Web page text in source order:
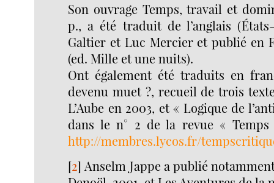
Son ouvrage Temps, travail et
p., a été traduit de l’anglais
Galtier et Luc Mercier et publié en
(ed. Mille et une nuits).
Ont également été traduits en
devenu muet ?, recueil de trois
L’Aube en 2003, et « Logique de
dans le n° 2 de la revue « Temps
http://membres.lycos.fr/
[2] Anselm Jappe a publié